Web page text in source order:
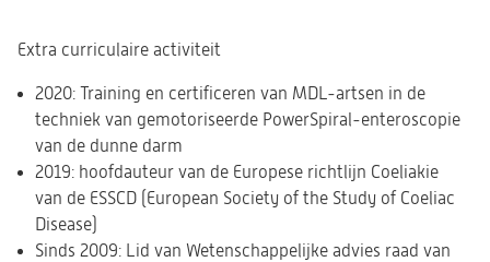
Extra curriculaire activiteit
2020: Training en certificeren van MDL-artsen in de
techniek van gemotoriseerde PowerSpiral-enteroscopie
van de dunne darm
2019: hoofdauteur van de Europese richtlijn Coeliakie
van de ESSCD (European Society of the Study of Coeliac
Disease)
Sinds 2009: Lid van Wetenschappelijke advies raad van